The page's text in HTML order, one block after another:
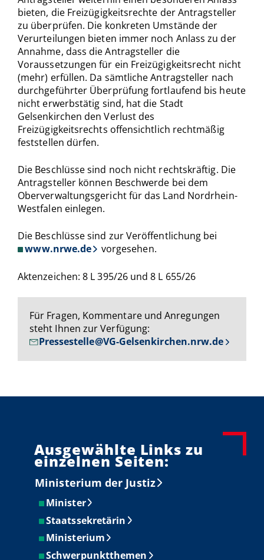
bieten, die Freizügigkeitsrechte der Antragsteller
zu überprüfen. Die konkreten Umstände der
Verurteilungen bieten immer noch Anlass zu der
Annahme, dass die Antragsteller die
Voraussetzungen für ein Freizügigkeitsrecht nicht
(mehr) erfüllen. Da sämtliche Antragsteller nach
durchgeführter Überprüfung fortlaufend bis heute
nicht erwerbstätig sind, hat die Stadt
Gelsenkirchen den Verlust des
Freizügigkeitsrechts offensichtlich rechtmäßig
feststellen dürfen.
Die Beschlüsse sind noch nicht rechtskräftig. Die
Antragsteller können Beschwerde bei dem
Oberverwaltungsgericht für das Land Nordrhein-
Westfalen einlegen.
Die Beschlüsse sind zur Veröffentlichung bei
www.nrwe.de
vorgesehen.
Aktenzeichen: 8 L 395/26 und 8 L 655/26
Für Fragen, Kommentare und Anregungen
steht Ihnen zur Verfügung:
Pressestelle@VG-Gelsenkirchen.nrw.de
Ausgewählte Links zu
einzelnen Seiten:
Ministerium der Justiz
Minister
Staatssekretärin
Ministerium
Schwerpunktthemen